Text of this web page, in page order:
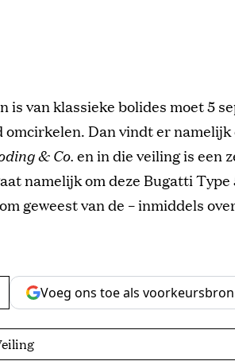
is van klassieke bolides moet 5
omcirkelen. Dan vindt er
& Co.en in die veiling is een
namelijk om deze Bugatti
geweest van de – inmiddels
Voeg ons toe als voorkeursbron